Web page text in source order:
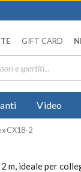
GIFT CARD
Video
CX18-2
m, ideale per